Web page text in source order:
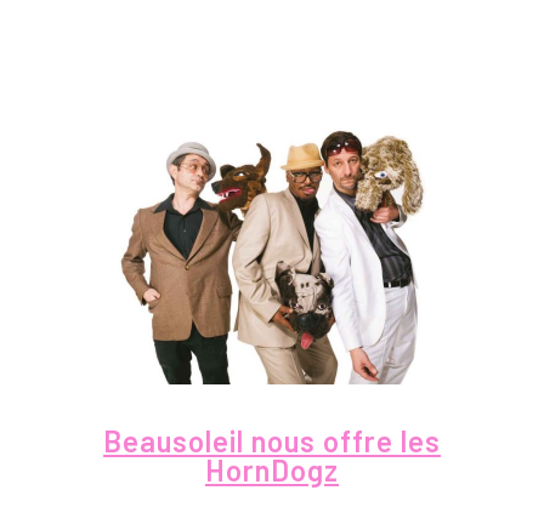
Beausoleil nous offre les
HornDogz